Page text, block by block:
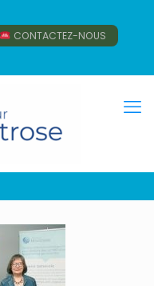
CONTACTEZ-NOUS